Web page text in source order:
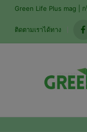
Green Life Plus mag |
ติดตามเราได้ทาง